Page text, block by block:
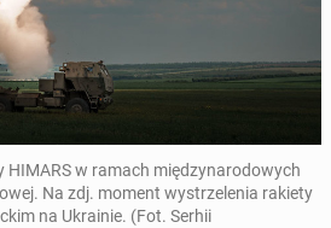
HIMARS w ramach międzynarodowych
Na zdj. moment wystrzelenia rakiety
na Ukrainie. (Fot. Serhii